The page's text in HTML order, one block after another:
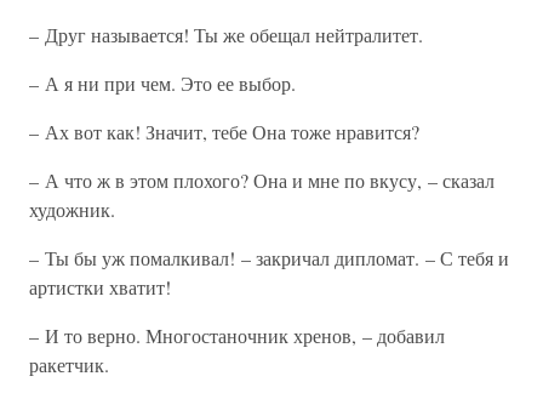
– Друг называется! Ты же обещал нейтралитет.
– А я ни при чем. Это ее выбор.
– Ах вот как! Значит, тебе Она тоже нравится?
– А что ж в этом плохого? Она и мне по вкусу, – сказал
художник.
– Ты бы уж помалкивал! – закричал дипломат. – С тебя и
артистки хватит!
– И то верно. Многостаночник хренов, – добавил
ракетчик.